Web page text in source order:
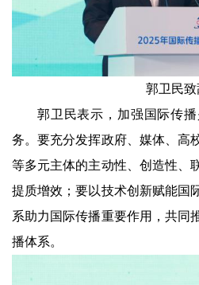
郭卫民致
郭卫民表示，加强国际传
务。要充分发挥政府、媒体、高
等多元主体的主动性、创造性、
提质增效；要以技术创新赋能国
系助力国际传播重要作用，共同
播体系。